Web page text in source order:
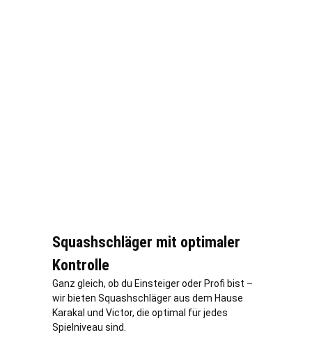
Squashschläger mit optimaler
Kontrolle
Ganz gleich, ob du Einsteiger oder Profi bist –
wir bieten Squashschläger aus dem Hause
Karakal und Victor, die optimal für jedes
Spielniveau sind.